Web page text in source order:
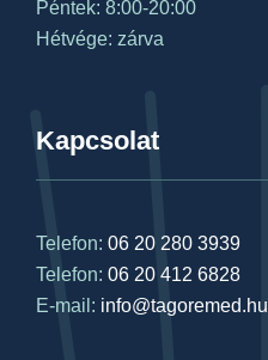
Péntek: 8:00-20:00
Hétvége: zárva
Kapcsolat
Telefon: 06 20 280 3939
Telefon: 06 20 412 6828
E-mail: info@tagoremed.hu